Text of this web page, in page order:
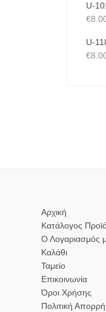
U-
€
U-
€
Αρχική
Κατάλογος
Ο Λογαριασμός
Καλάθι
Ταμείο
Επικοινωνία
Όροι Χρήσης
Πολιτική